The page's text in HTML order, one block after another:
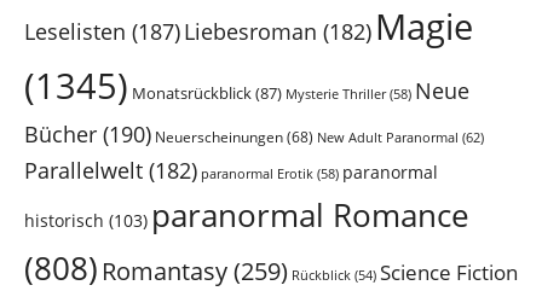
Leselisten (187)Liebesroman (182) Magie
(1345) Monatsrückblick(87) Mysterie Thriller(58) Neue
Bücher (190) Neuerscheinungen(68) New Adult Paranormal (62)
Parallelwelt (182) paranormal Erotik (58) paranormal
historisch (103) paranormal Romance
(808) Romantasy(259) Rückblick (54) Science Fiction